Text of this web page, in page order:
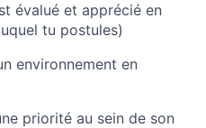
évalué et apprécié en
tu postules)
environnement en
priorité au sein de son